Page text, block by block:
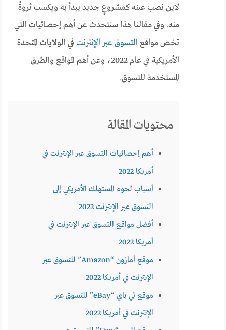
لاين نصب عينه كمشروعٍ جديد يبدأ به ويكسب ثروةً
منه. وفي مقالنا هذا سنتحدث عن أهم إحصائيات التي
تخص مواقع التسوق عبر الإنترنت في الولايات المتحدة
الأمريكية في عام 2022، وعن أهم المواقع والطرق
المستخدمة للتسوق.
محتويات المقالة
أهم إحصائيات التسوق عبر الإنترنت في
أمريكا 2022
أسباب لجوء المستهلك الأمريكي إلى
التسوق عبر الإنترنت 2022
أفضل مواقع التسوق عبر الإنترنت في
أمريكا 2022
موقع أمازون “Amazon” للتسوق عبر
الإنترنت في أمريكا 2022
موقع ئي باي “eBay” للتسوق عبر
الإنترنت في أمريكا 2022